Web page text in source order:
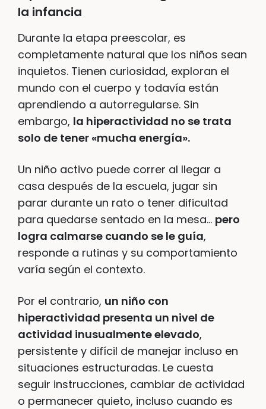
la infancia
Durante la etapa preescolar, es
completamente natural que los niños sean
inquietos. Tienen curiosidad, exploran el
mundo con el cuerpo y todavía están
aprendiendo a autorregularse. Sin
embargo, la hiperactividad no se trata
solo de tener «mucha energía».
Un niño activo puede correr al llegar a
casa después de la escuela, jugar sin
parar durante un rato o tener dificultad
para quedarse sentado en la mesa… pero
logra calmarse cuando se le guía,
responde a rutinas y su comportamiento
varía según el contexto.
Por el contrario, un niño con
hiperactividad presenta un nivel de
actividad inusualmente elevado,
persistente y difícil de manejar incluso en
situaciones estructuradas. Le cuesta
seguir instrucciones, cambiar de actividad
o permanecer quieto, incluso cuando es